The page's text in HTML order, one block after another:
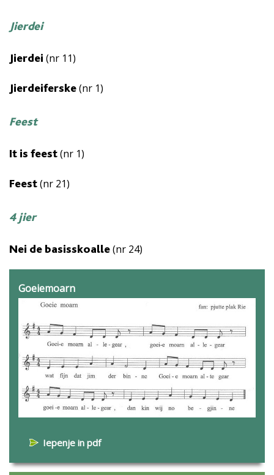
Jierdei
Jierdei (nr 11)
Jierdeiferske (nr 1)
Feest
It is feest (nr 1)
Feest (nr 21)
4 jier
Nei de basisskoalle (nr 24)
Goeiemoarn
Iepenje in pdf